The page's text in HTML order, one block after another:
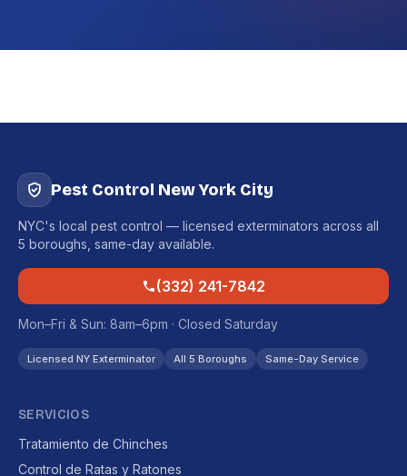
Pest Control New York City
NYC's local pest control — licensed exterminators across all
5 boroughs, same-day available.
(332) 241-7842
Mon–Fri & Sun: 8am–6pm · Closed Saturday
Licensed NY Exterminator All 5 Boroughs Same-Day Service
SERVICIOS
Tratamiento de Chinches
Control de Ratas y Ratones